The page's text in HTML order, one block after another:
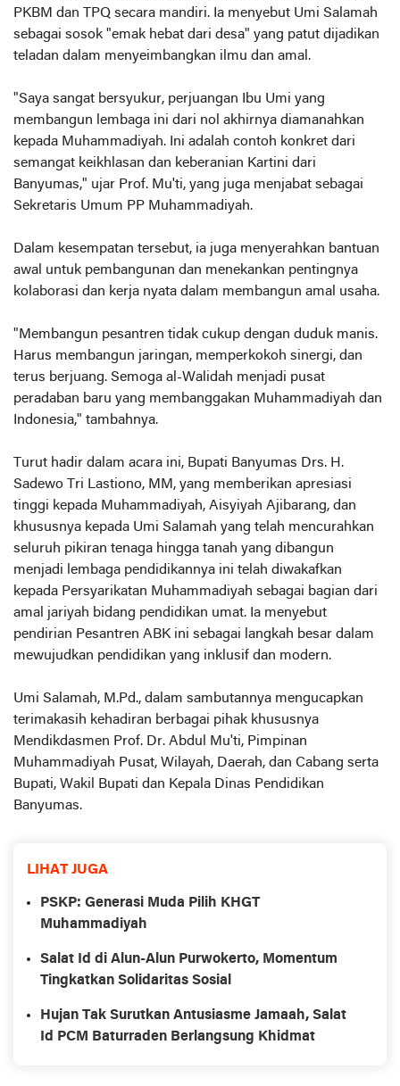
PKBM dan TPQ secara mandiri. Ia menyebut Umi Salamah
sebagai sosok "emak hebat dari desa" yang patut dijadikan
teladan dalam menyeimbangkan ilmu dan amal.
"Saya sangat bersyukur, perjuangan Ibu Umi yang
membangun lembaga ini dari nol akhirnya diamanahkan
kepada Muhammadiyah. Ini adalah contoh konkret dari
semangat keikhlasan dan keberanian Kartini dari
Banyumas," ujar Prof. Mu'ti, yang juga menjabat sebagai
Sekretaris Umum PP Muhammadiyah.
Dalam kesempatan tersebut, ia juga menyerahkan bantuan
awal untuk pembangunan dan menekankan pentingnya
kolaborasi dan kerja nyata dalam membangun amal usaha.
"Membangun pesantren tidak cukup dengan duduk manis.
Harus membangun jaringan, memperkokoh sinergi, dan
terus berjuang. Semoga al-Walidah menjadi pusat
peradaban baru yang membanggakan Muhammadiyah dan
Indonesia," tambahnya.
Turut hadir dalam acara ini, Bupati Banyumas Drs. H.
Sadewo Tri Lastiono, MM, yang memberikan apresiasi
tinggi kepada Muhammadiyah, Aisyiyah Ajibarang, dan
khususnya kepada Umi Salamah yang telah mencurahkan
seluruh pikiran tenaga hingga tanah yang dibangun
menjadi lembaga pendidikannya ini telah diwakafkan
kepada Persyarikatan Muhammadiyah sebagai bagian dari
amal jariyah bidang pendidikan umat. Ia menyebut
pendirian Pesantren ABK ini sebagai langkah besar dalam
mewujudkan pendidikan yang inklusif dan modern.
Umi Salamah, M.Pd., dalam sambutannya mengucapkan
terimakasih kehadiran berbagai pihak khususnya
Mendikdasmen Prof. Dr. Abdul Mu'ti, Pimpinan
Muhammadiyah Pusat, Wilayah, Daerah, dan Cabang serta
Bupati, Wakil Bupati dan Kepala Dinas Pendidikan
Banyumas.
LIHAT JUGA
PSKP: Generasi Muda Pilih KHGT
Muhammadiyah
Salat Id di Alun-Alun Purwokerto, Momentum
Tingkatkan Solidaritas Sosial
Hujan Tak Surutkan Antusiasme Jamaah, Salat
Id PCM Baturraden Berlangsung Khidmat